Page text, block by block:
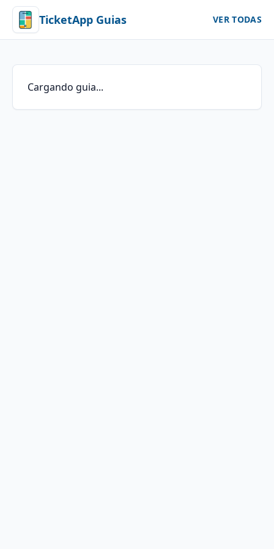
TicketApp Guias VER TODAS
Cargando guia...